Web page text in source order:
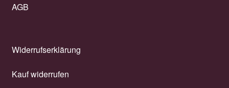
AGB
Widerrufserklärung
Kauf widerrufen